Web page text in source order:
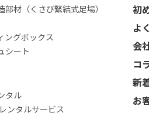
部材（くさび緊結式足場）
ングボックス
シート
タル
ンタルサービス
初
よ
会
コ
新
お